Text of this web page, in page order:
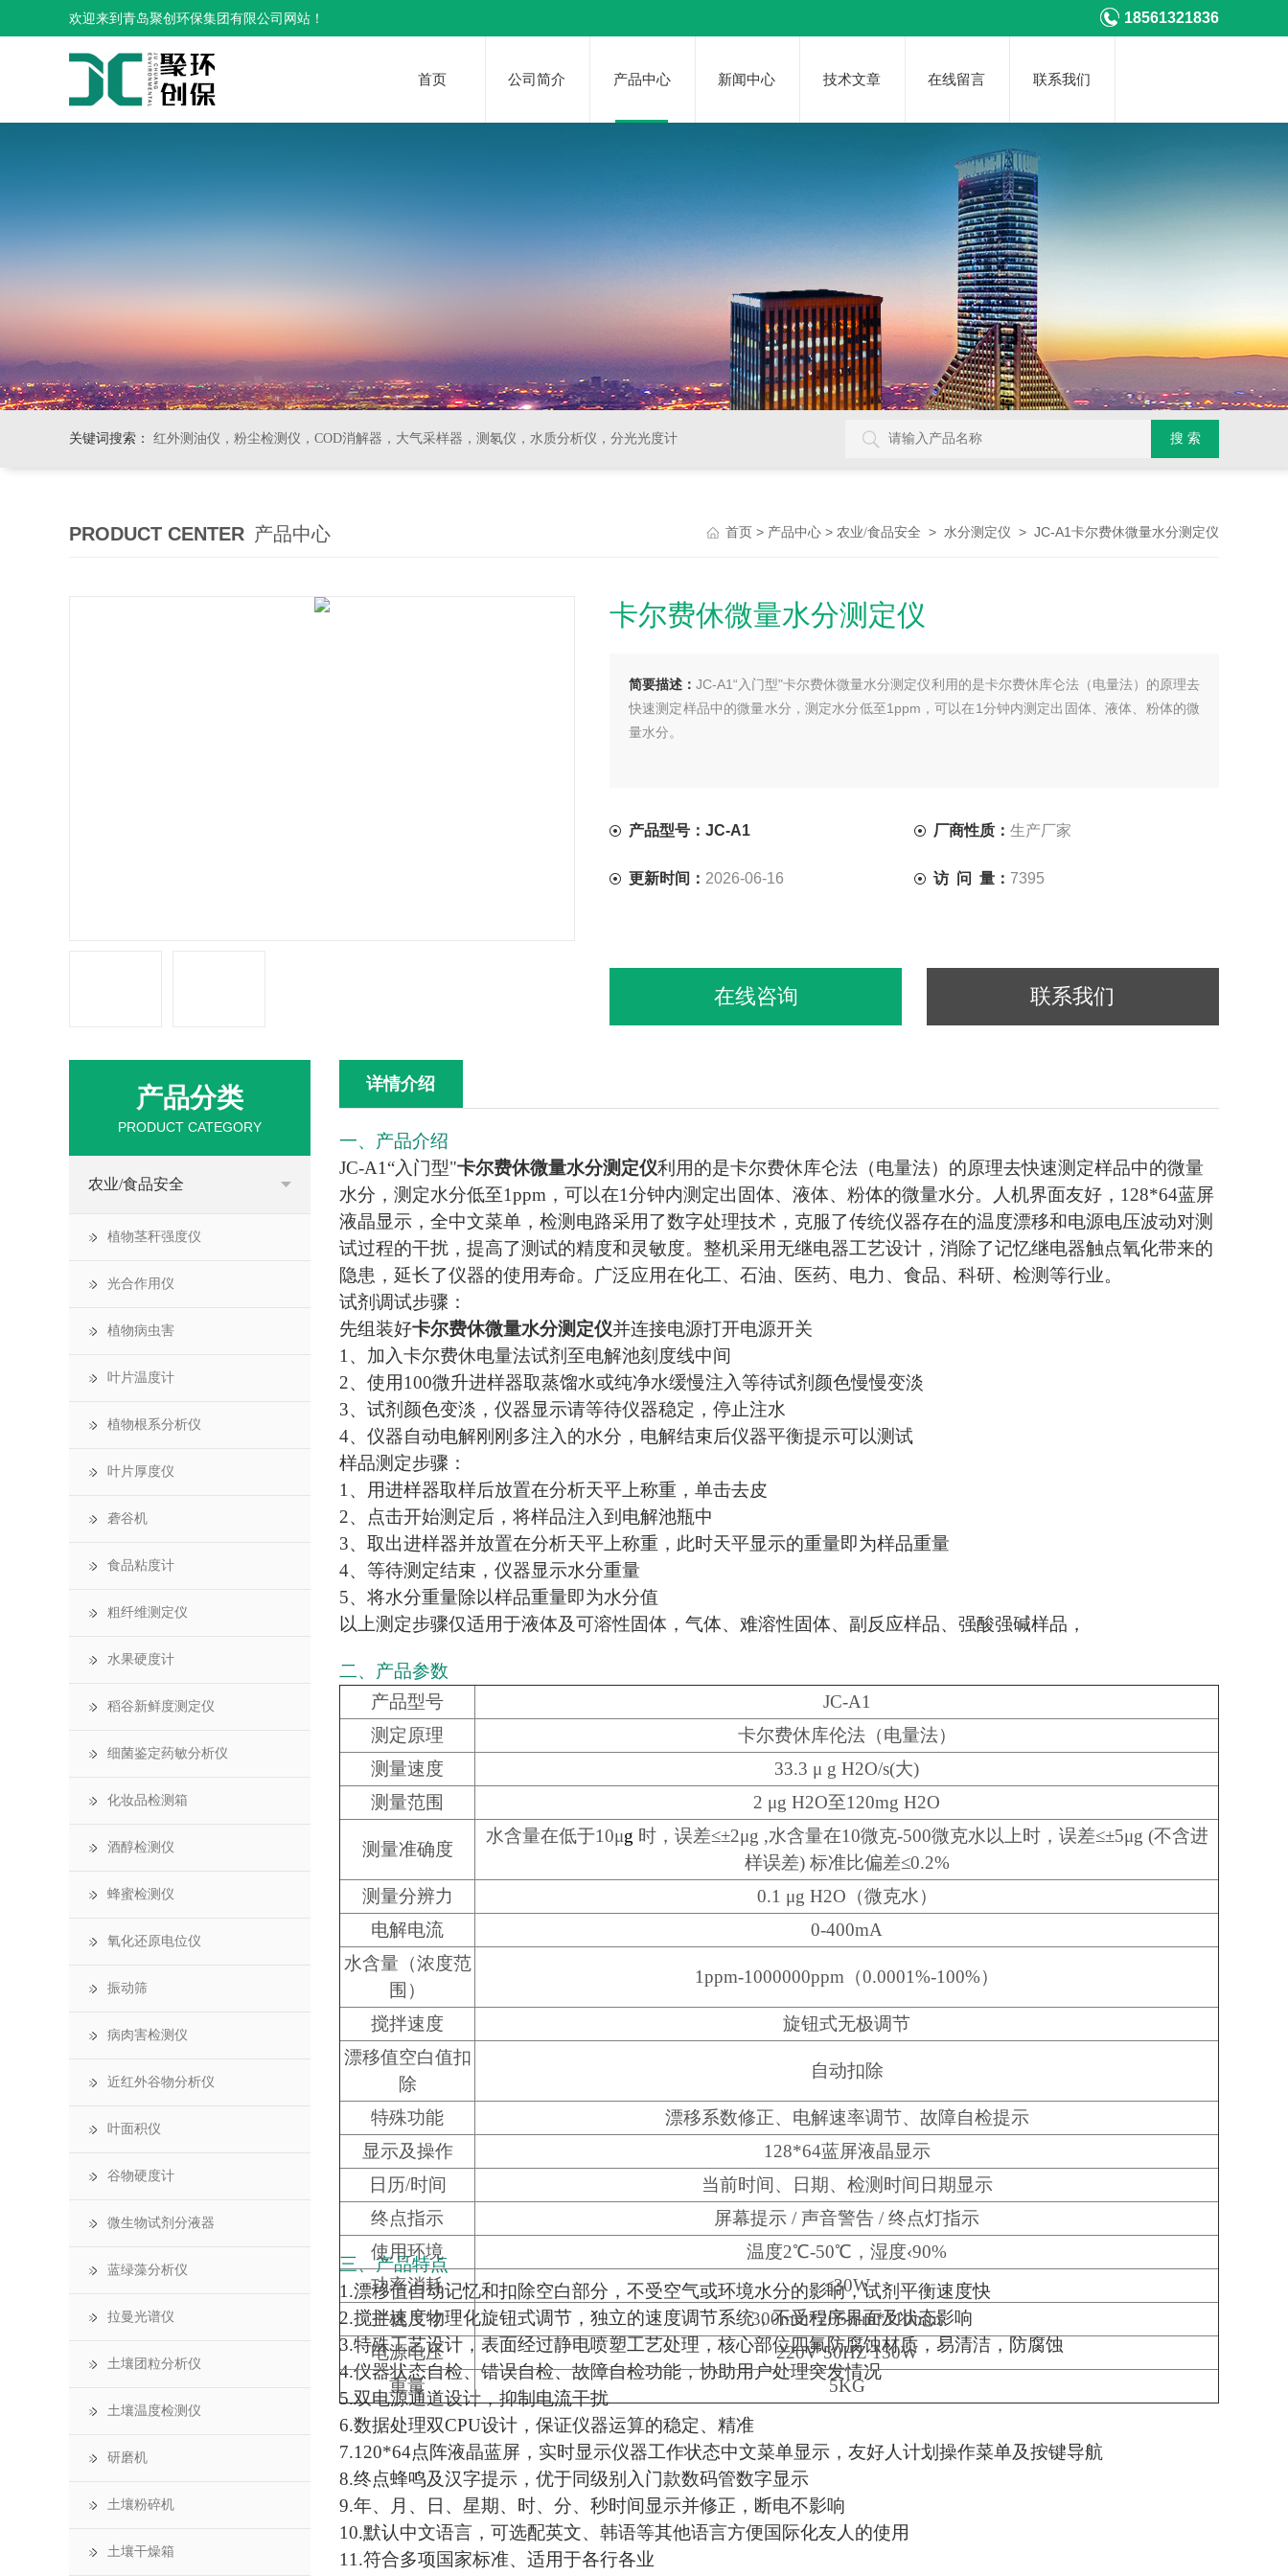
欢迎来到青岛聚创环保集团有限公司网站！ 18561321836
首页 公司简介 产品中心 新闻中心 技术文章 在线留言 联系我们
关键词搜索： 红外测油仪，粉尘检测仪，COD消解器，大气采样器，测氡仪，水质分析仪，分光光度计
PRODUCT CENTER 产品中心 首页 > 产品中心 > 农业/食品安全 > 水分测定仪 > JC-A1卡尔费休微量水分测定仪
卡尔费休微量水分测定仪
简要描述：JC-A1“入门型"卡尔费休微量水分测定仪利用的是卡尔费休库仑法（电量法）的原理去
快速测定样品中的微量水分，测定水分低至1ppm，可以在1分钟内测定出固体、液体、粉体的微
量水分。
产品型号：JC-A1 厂商性质： 生产厂家
更新时间： 2026-06-16 访 问 量： 7395
在线咨询 联系我们
详情介绍
一、产品介绍
JC-A1“入门型"卡尔费休微量水分测定仪利用的是卡尔费休库仑法（电量法）的原理去快速测定样品中的微量
水分，测定水分低至1ppm，可以在1分钟内测定出固体、液体、粉体的微量水分。人机界面友好，128*64蓝屏
液晶显示，全中文菜单，检测电路采用了数字处理技术，克服了传统仪器存在的温度漂移和电源电压波动对测
试过程的干扰，提高了测试的精度和灵敏度。整机采用无继电器工艺设计，消除了记忆继电器触点氧化带来的
隐患，延长了仪器的使用寿命。广泛应用在化工、石油、医药、电力、食品、科研、检测等行业。
试剂调试步骤：
先组装好卡尔费休微量水分测定仪并连接电源打开电源开关
1、加入卡尔费休电量法试剂至电解池刻度线中间
2、使用100微升进样器取蒸馏水或纯净水缓慢注入等待试剂颜色慢慢变淡
3、试剂颜色变淡，仪器显示请等待仪器稳定，停止注水
4、仪器自动电解刚刚多注入的水分，电解结束后仪器平衡提示可以测试
样品测定步骤：
1、用进样器取样后放置在分析天平上称重，单击去皮
2、点击开始测定后，将样品注入到电解池瓶中
3、取出进样器并放置在分析天平上称重，此时天平显示的重量即为样品重量
4、等待测定结束，仪器显示水分重量
5、将水分重量除以样品重量即为水分值
以上测定步骤仅适用于液体及可溶性固体，气体、难溶性固体、副反应样品、强酸强碱样品，
二、产品参数
产品型号
JC-A1
测定原理
卡尔费休库伦法（电量法）
测量速度
33.3 μ g H2O/s(大)
测量范围
2 μg H2O至120mg H2O
测量准确度
水含量在低于10μg 时，误差≤±2μg ,水含量在10微克-500微克水以上时，误差≤±5μg (不含进
样误差) 标准比偏差≤0.2%
测量分辨力
0.1 μg H2O（微克水）
电解电流
0-400mA
水含量（浓度范
围）
1ppm-1000000ppm（0.0001%-100%）
搅拌速度
旋钮式无极调节
漂移值空白值扣
除
自动扣除
特殊功能
漂移系数修正、电解速率调节、故障自检提示
显示及操作
128*64蓝屏液晶显示
日历/时间
当前时间、日期、检测时间日期显示
终点指示
屏幕提示 / 声音警告 / 终点灯指示
使用环境
温度2℃-50℃，湿度‹90%
功率消耗
≤30W
主机尺寸
300mm*205mm*110mm
电源电压
220V 50HZ 150W
重量
5KG
三、产品特点
1.漂移值自动记忆和扣除空白部分，不受空气或环境水分的影响，试剂平衡速度快
2.搅拌速度物理化旋钮式调节，独立的速度调节系统，不受程序界面及状态影响
3.特殊工艺设计，表面经过静电喷塑工艺处理，核心部位四氟防腐蚀材质，易清洁，防腐蚀
4.仪器状态自检、错误自检、故障自检功能，协助用户处理突发情况
5.双电源通道设计，抑制电流干扰
6.数据处理双CPU设计，保证仪器运算的稳定、精准
7.120*64点阵液晶蓝屏，实时显示仪器工作状态中文菜单显示，友好人计划操作菜单及按键导航
8.终点蜂鸣及汉字提示，优于同级别入门款数码管数字显示
9.年、月、日、星期、时、分、秒时间显示并修正，断电不影响
10.默认中文语言，可选配英文、韩语等其他语言方便国际化友人的使用
11.符合多项国家标准、适用于各行各业
产品分类
PRODUCT CATEGORY
农业/食品安全
植物茎秆强度仪
光合作用仪
植物病虫害
叶片温度计
植物根系分析仪
叶片厚度仪
砻谷机
食品粘度计
粗纤维测定仪
水果硬度计
稻谷新鲜度测定仪
细菌鉴定药敏分析仪
化妆品检测箱
酒醇检测仪
蜂蜜检测仪
氧化还原电位仪
振动筛
病肉害检测仪
近红外谷物分析仪
叶面积仪
谷物硬度计
微生物试剂分液器
蓝绿藻分析仪
拉曼光谱仪
土壤团粒分析仪
土壤温度检测仪
研磨机
土壤粉碎机
土壤干燥箱